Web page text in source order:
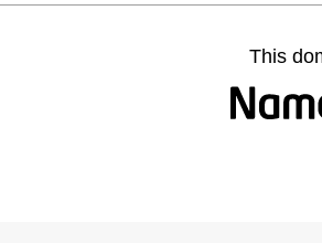
This